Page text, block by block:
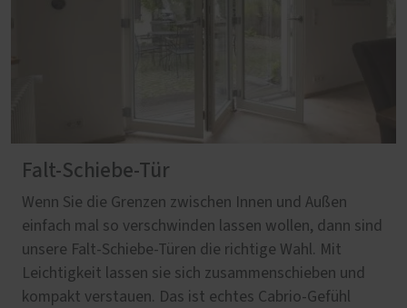
Falt-Schiebe-Tür
Wenn Sie die Grenzen zwischen Innen und Außen
einfach mal so verschwinden lassen wollen, dann sind
unsere Falt-Schiebe-Türen die richtige Wahl. Mit
Leichtigkeit lassen sie sich zusammenschieben und
kompakt verstauen. Das ist echtes Cabrio-Gefühl